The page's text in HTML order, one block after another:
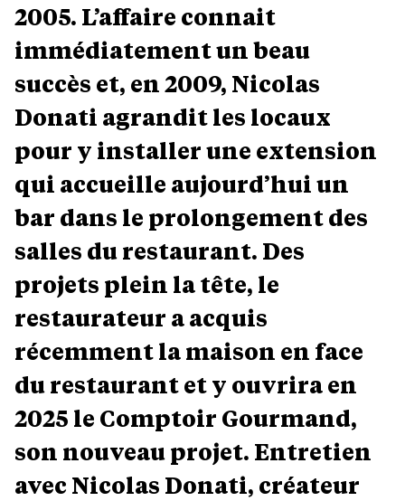
2005. L’affaire connait
immédiatement un beau
succès et, en 2009, Nicolas
Donati agrandit les locaux
pour y installer une extension
qui accueille aujourd’hui un
bar dans le prolongement des
salles du restaurant. Des
projets plein la tête, le
restaurateur a acquis
récemment la maison en face
du restaurant et y ouvrira en
2025 le Comptoir Gourmand,
son nouveau projet. Entretien
avec Nicolas Donati, créateur